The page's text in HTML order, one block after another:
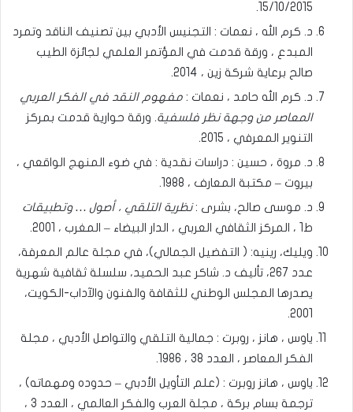
15/10/2015.
د. كرم الله ، نعمات : التجنيس الأدبي بين تصنيف الناقد وتمرد
المبدع ، ورقة قدمت في المؤتمر العلمي لجائزة الطيب
صالح برعاية شركة زين ، 2014.
د. كرم الله حامد ، نعمات : مفهوم النقد في الفكر العربي
المعاصر من وجهة نظر فلسفية. ورقة حوارية قدمت بمركز
التنوير المعرفي ، 2015.
د. مروة ، حسين : دراسات نقدية : في ضوء المنهج الواقعي ،
بيروت – مكتبة المعارف ، 1988.
د. موسى صالح، بشرى :نظرية التلقي ، أصول … وتطبيقات
ط1 ، المركز الثقافي العربي ، الدار البيضاء – المغرب ، 2001.
ويليك، رينيه: ( التفضيل الجمالي)، في مجلة عالم المعرفة،
عدد 267، تأليف د. شاكر عبد الحميد، سلسلة ثقافية شهرية
يصدرها المجلس الوطني للثقافة والفنون والآداب-الكويت،
2001.
ياوس ، هانز ، روبرت : جمالية التلقي والتواصل الأدبي ، مجلة
الفكر المعاصر ، العدد 38 ، 1986.
ياوس ، هانز روبرت : (علم التأويل الأدبي – حدوده ومهماته) ،
ترجمة بسام بركة ، مجلة العرب والفكر العالمي ، العدد 3 ،